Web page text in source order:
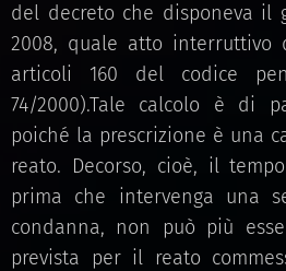
del decreto che disponeva il
2008, quale atto interruttivo
articoli 160 del codice
74/2000).Tale calcolo è di
poiché la prescrizione è una
reato. Decorso, cioè, il
prima che intervenga una
condanna, non può più
prevista per il reato